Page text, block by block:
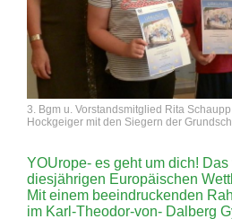
3. Bgm u. Vorstandsmitglied Rita
Hockgeiger mit den Siegern der
YOUrope- es geht um dich!
diesjährigen Europäischen
Mit einem beeindruckenden
im Karl-Theodor-von- Dalberg